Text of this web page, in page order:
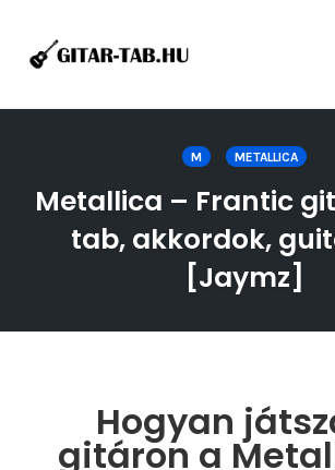
M METALLICA
Metallica – Frantic
tab, akkordok,
[Jaymz]
Hogyan
gitáron a